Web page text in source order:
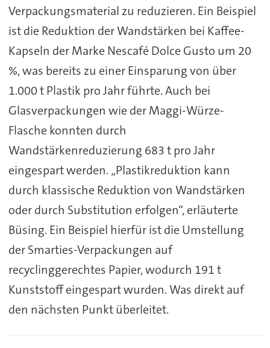
Verpackungsmaterial zu reduzieren. Ein Beispiel
ist die Reduktion der Wandstärken bei Kaffee-
Kapseln der Marke Nescafé Dolce Gusto um 20
%, was bereits zu einer Einsparung von über
1.000 t Plastik pro Jahr führte. Auch bei
Glasverpackungen wie der Maggi-Würze-
Flasche konnten durch
Wandstärkenreduzierung 683 t pro Jahr
eingespart werden. „Plastikreduktion kann
durch klassische Reduktion von Wandstärken
oder durch Substitution erfolgen“, erläuterte
Büsing. Ein Beispiel hierfür ist die Umstellung
der Smarties-Verpackungen auf
recyclinggerechtes Papier, wodurch 191 t
Kunststoff eingespart wurden. Was direkt auf
den nächsten Punkt überleitet.